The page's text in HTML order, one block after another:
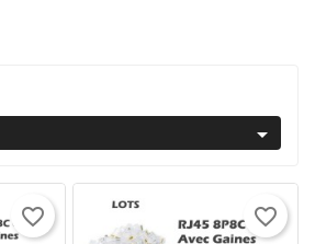

favorite_border favorite_border